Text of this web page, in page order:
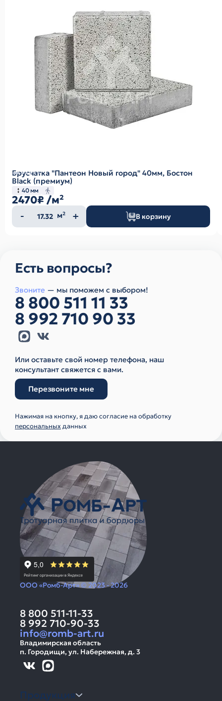
Брусчатка "Пантеон Новый город" 40мм, Бостон
Black (премиум)
40 мм
2470₽ /м²
Количество
товара
м² В корзину
Есть вопросы?
Звоните — мы поможем с выбором!
8 800 511 11 33
8 992 710 90 33
Или оставьте свой номер телефона, наш
консультант свяжется с вами.
Перезвоните мне
Нажимая на кнопку, я даю согласие на обработку
персональныхданных
ООО «Ромб-Арт» © 2023 - 2026
8 800 511-11-33
8 992 710-90-33
info@romb-art.ru
Владимирская область
п. Городищи, ул. Набережная, д. 3
Продукция